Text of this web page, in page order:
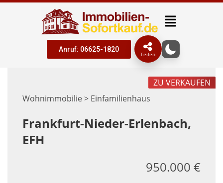
Anruf: 06625-1820
Teilen
Wohnimmobilie > Einfamilienhaus
ZU VERKAUFEN
Frankfurt-Nieder-Erlenbach,
EFH
950.000 €